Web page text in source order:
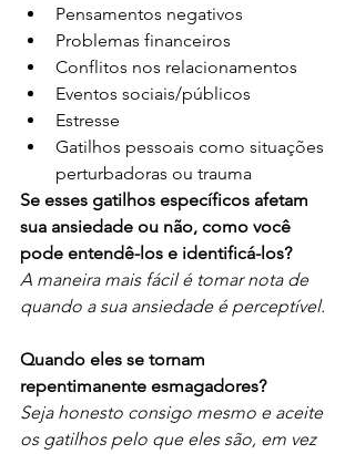
Pensamentos negativos
Problemas financeiros
Conflitos nos relacionamentos
Eventos sociais/públicos
Estresse
Gatilhos pessoais como situações
perturbadoras ou trauma
Se esses gatilhos específicos afetam
sua ansiedade ou não, como você
pode entendê-los e identificá-los?
A maneira mais fácil é tomar nota de
quando a sua ansiedade é perceptível.
Quando eles se tornam
repentimanente esmagadores?
Seja honesto consigo mesmo e aceite
os gatilhos pelo que eles são, em vez